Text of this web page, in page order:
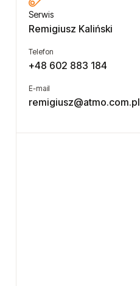
Serwis
Remigiusz Kaliński
Telefon
+48 602 883 184
E-mail
remigiusz@atmo.com.pl